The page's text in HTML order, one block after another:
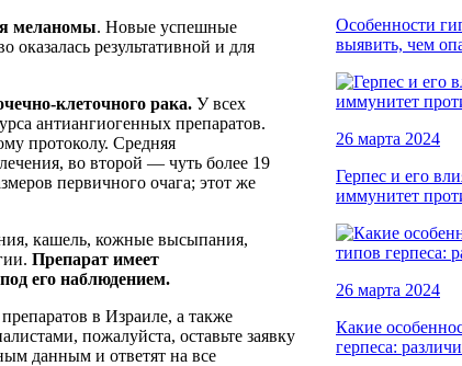
меланомы. Новые успешные
результативной и для
клеточного рака. У всех
антиангиогенных препаратов.
протоколу. Средняя
во второй — чуть более 19
первичного очага; этот же
кашель, кожные высыпания,
Препарат имеет
его наблюдением.
в Израиле, а также
пожалуйста, оставьте заявку
данным и ответят на все
Особенности
выявить, чем
26 марта 2024
Герпес и его
иммунитет
26 марта 2024
Какие
герпеса: